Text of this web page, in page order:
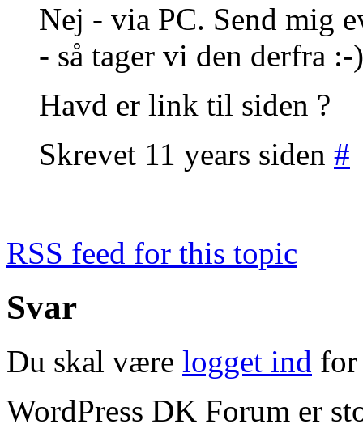
Nej - via PC. Send mig
- så tager vi den derfra :-)
Havd er link til siden ?
Skrevet 11 years siden #
RSS feed for this topic
Svar
Du skal være logget ind for
WordPress DK Forum er